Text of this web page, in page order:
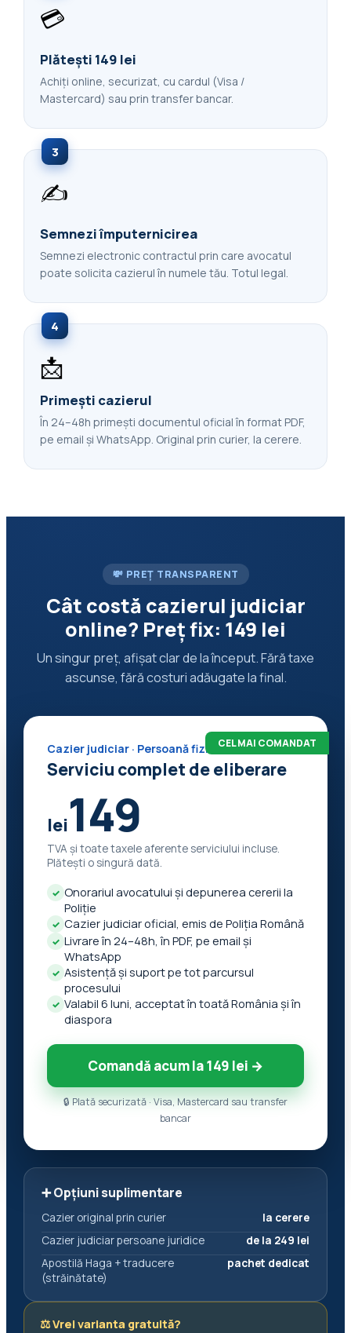
💳
Plătești 149 lei
Achiți online, securizat, cu cardul (Visa /
Mastercard) sau prin transfer bancar.
3
✍️
Semnezi împuternicirea
Semnezi electronic contractul prin care avocatul
poate solicita cazierul în numele tău. Totul legal.
4
📩
Primești cazierul
În 24–48h primești documentul oficial în format PDF,
pe email și WhatsApp. Original prin curier, la cerere.
💸 PREȚ TRANSPARENT
Cât costă cazierul judiciar
online? Preț fix: 149 lei
Un singur preț, afișat clar de la început. Fără taxe
ascunse, fără costuri adăugate la final.
CEL MAI COMANDAT
Cazier judiciar · Persoană fizică
Serviciu complet de eliberare
lei149
TVA și toate taxele aferente serviciului incluse.
Plătești o singură dată.
✓ Onorariul avocatului și depunerea cererii la
Poliție
✓ Cazier judiciar oficial, emis de Poliția Română
✓ Livrare în 24–48h, în PDF, pe email și
WhatsApp
✓ Asistență și suport pe tot parcursul
procesului
✓ Valabil 6 luni, acceptat în toată România și în
diaspora
Comandă acum la 149 lei →
🔒 Plată securizată · Visa, Mastercard sau transfer
bancar
➕ Opțiuni suplimentare
Cazier original prin curier
la cerere
Cazier judiciar persoane juridice
de la 249 lei
Apostilă Haga + traducere
(străinătate)
pachet dedicat
⚖️ Vrei varianta gratuită?